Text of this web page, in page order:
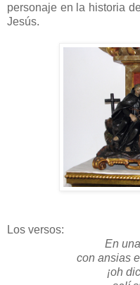
personaje en la historia
Jesús.
Los versos:
En
con ansias
¡oh